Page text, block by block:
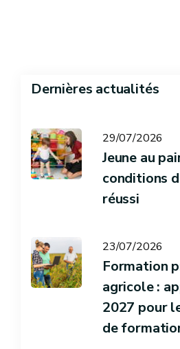
Dernières actualités
29/07/2026
Jeune au
conditions
réussi
23/07/2026
Formation
agricole :
2027 pour
de